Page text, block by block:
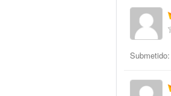
Submetido: